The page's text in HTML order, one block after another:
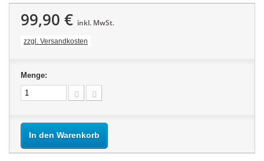
99,90 € inkl. MwSt.
zzgl. Versandkosten
Menge:
In den Warenkorb